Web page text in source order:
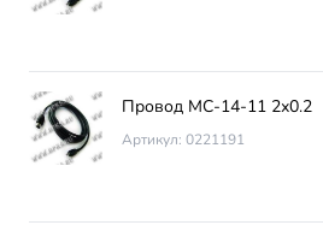
Провод МС-14-11 2х0.2
Артикул: 0221191